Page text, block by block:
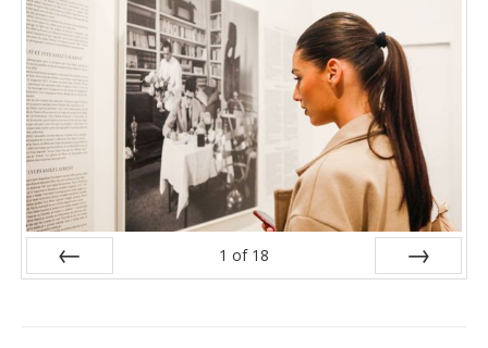
1 of 18